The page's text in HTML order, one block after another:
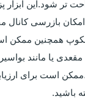
تر شود.این
بازرسی کانال
همچنین
مقعدی یا مانند
است برای
باشید.